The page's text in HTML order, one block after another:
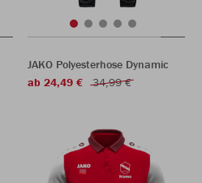
JAKO Polyesterhose Dynamic
ab 24,49 €
34,99 €